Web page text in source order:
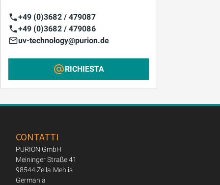
+49 (0)3682 / 479087
+49 (0)3682 / 479086
uv-technology@purion.de
RICHIESTA
CONTATTI
PURION GmbH
Meininger Straße 41
98544 Zella-Mehlis
Germania